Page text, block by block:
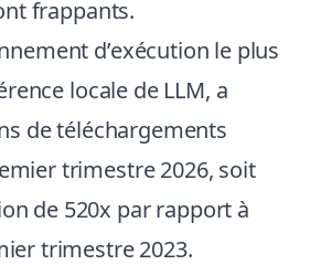
frappants.
d’exécution le plus
locale de LLM, a
de téléchargements
trimestre 2026, soit
de 520x par rapport à
trimestre 2023.